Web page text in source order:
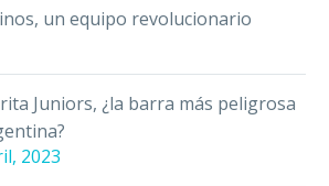
un equipo revolucionario
Juniors, ¿la barra más peligrosa
2023